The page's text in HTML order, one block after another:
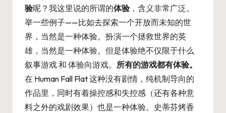
验呢？我这里说的所谓的体验，含义非常广泛。
举一些例子——比如去探索一个开放而未知的世
界，当然是一种体验。扮演一个拯救世界的英
雄，当然是一种体验。但是体验绝不仅限于什么
叙事游戏 和 体验向游戏。 所有的游戏都有体验。
在 Human Fall Flat 这种没有剧情，纯机制导向的
作品里，同时有着操控感和失控感（还有各种意
料之外的戏剧效果）也是一种体验。史蒂芬烤香